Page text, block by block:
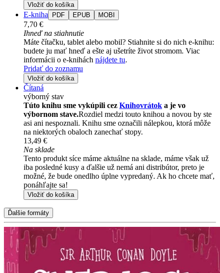
Vložiť do košíka
E-kniha PDF EPUB MOBI
7,70 €
Ihneď na stiahnutie
Máte čítačku, tablet alebo mobil? Stiahnite si do nich e-knihu:
budete ju mať hneď a ešte aj ušetríte život stromom. Viac
informácii o e-knihách nájdete tu.
Pridať do zoznamu
Vložiť do košíka
Čítaná
výborný stav
Túto knihu sme vykúpili cez Knihovrátok a je vo
výbornom stave.Rozdiel medzi touto knihou a novou by ste
asi ani nespoznali. Knihu sme označili nálepkou, ktorá môže
na niektorých obaloch zanechať stopy.
13,49 €
Na sklade
Tento produkt síce máme aktuálne na sklade, máme však už
iba posledné kusy a ďalšie už nemá ani distribútor, preto je
možné, že bude onedlho úplne vypredaný. Ak ho chcete mať,
ponáhľajte sa!
Vložiť do košíka
Ďalšie formáty